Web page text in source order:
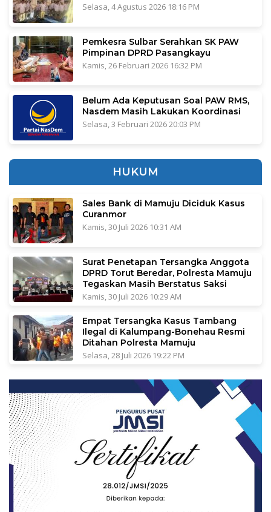
Selasa, 4 Agustus 2026 18:16 PM
Pemkesra Sulbar Serahkan SK PAW
Pimpinan DPRD Pasangkayu
Kamis, 26 Februari 2026 16:32 PM
Belum Ada Keputusan Soal PAW RMS,
Nasdem Masih Lakukan Koordinasi
Selasa, 3 Februari 2026 20:03 PM
HUKUM
Sales Bank di Mamuju Diciduk Kasus
Curanmor
Kamis, 30 Juli 2026 10:31 AM
Surat Penetapan Tersangka Anggota
DPRD Torut Beredar, Polresta Mamuju
Tegaskan Masih Berstatus Saksi
Kamis, 30 Juli 2026 10:29 AM
Empat Tersangka Kasus Tambang
Ilegal di Kalumpang-Bonehau Resmi
Ditahan Polresta Mamuju
Selasa, 28 Juli 2026 19:22 PM